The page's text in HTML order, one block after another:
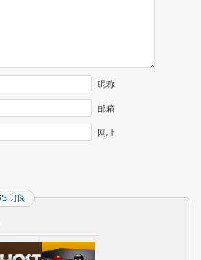
昵称
邮箱
网址
订阅